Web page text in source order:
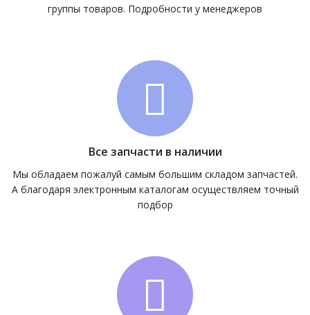
группы товаров. Подробности у менеджеров
Все запчасти в наличии
Мы обладаем пожалуй самым большим складом запчастей.
А благодаря электронным каталогам осуществляем точный
подбор